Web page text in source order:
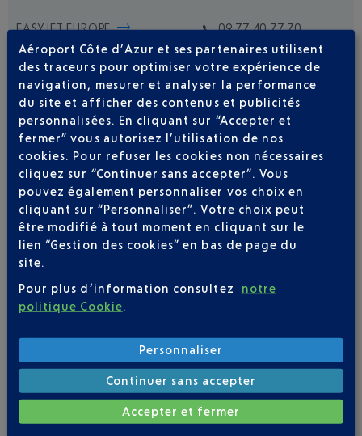
EASYJET EUROPE 09 77 40 77 70
Soyez notifié(e) de
toutes les évolutions
pour ce vol
Aéroport Côte d’Azur et ses partenaires utilisent
des traceurs pour optimiser votre expérience de
navigation, mesurer et analyser la performance
du site et afficher des contenus et publicités
personnalisées. En cliquant sur “Accepter et
fermer” vous autorisez l’utilisation de nos
cookies. Pour refuser les cookies non nécessaires
cliquez sur “Continuer sans accepter”. Vous
pouvez également personnaliser vos choix en
cliquant sur “Personnaliser”. Votre choix peut
être modifié à tout moment en cliquant sur le
lien “Gestion des cookies” en bas de page du
site.
Pour plus d’information consultez
notre
politique Cookie
Personnaliser
Continuer sans accepter
Accepter et fermer